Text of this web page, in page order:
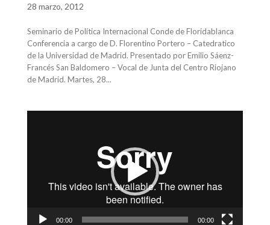
28 marzo, 2012
Seminario de Política Internacional Conde de Floridablanca
Conferencia a cargo de D. Florentino Portero – Catedratico
de la Universidad de Madrid. Presentado por Emilio Sáenz-
Francés San Baldomero – Vocal de Junta del Centro Riojano
de Madrid. Martes, 28...
00:00 00:00